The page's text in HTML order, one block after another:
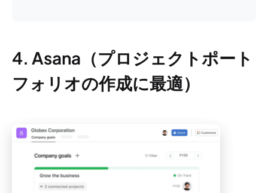
4. Asana（プロジェクトポート
フォリオの作成に最適）